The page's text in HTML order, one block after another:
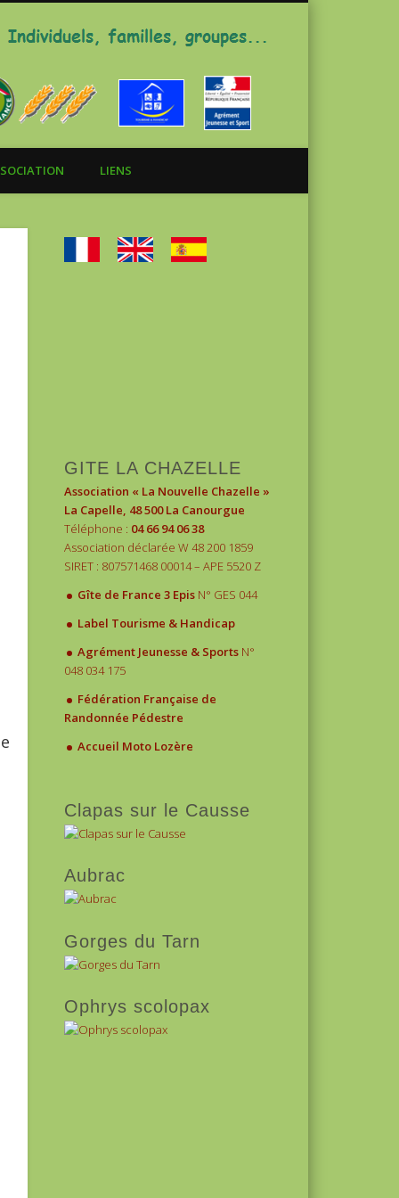
LIENS
GITE LA CHAZELLE
Association « La Nouvelle Chazelle »
La Capelle, 48 500 La Canourgue
Téléphone : 04 66 94 06 38
Association déclarée W 48 200 1859
SIRET : 807571468 00014 – APE 5520 Z
.Gîte de France 3 Epis N° GES 044
. Label Tourisme & Handicap
. Agrément Jeunesse & Sports N°
048 034 175
.Fédération Française de
Randonnée Pédestre
.Accueil Moto Lozère
Clapas sur le Causse
Aubrac
Gorges du Tarn
Ophrys scolopax